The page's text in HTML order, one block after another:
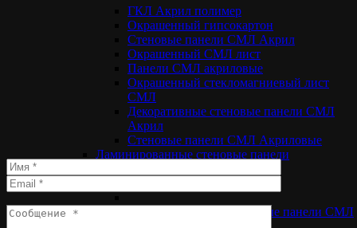
ГКЛ Акрил полимер
Окрашенный гипсокартон
Стеновые панели СМЛ Акрил
Окрашенный СМЛ лист
Панели СМЛ акриловые
Окрашенный стекломагниевый лист
СМЛ
Декоративные стеновые панели СМЛ
Акрил
Стеновые панели СМЛ Акриловые
Ламинированные стеновые панели
Стеновые ламинированные панели СМЛ
Банк АО "АЛЬФА-БАНК"
У вас есть вопрос или предложение?
Напишите нам
Оставьте ваши контакты и сообщение и
мы постараемся ответить на все ваши